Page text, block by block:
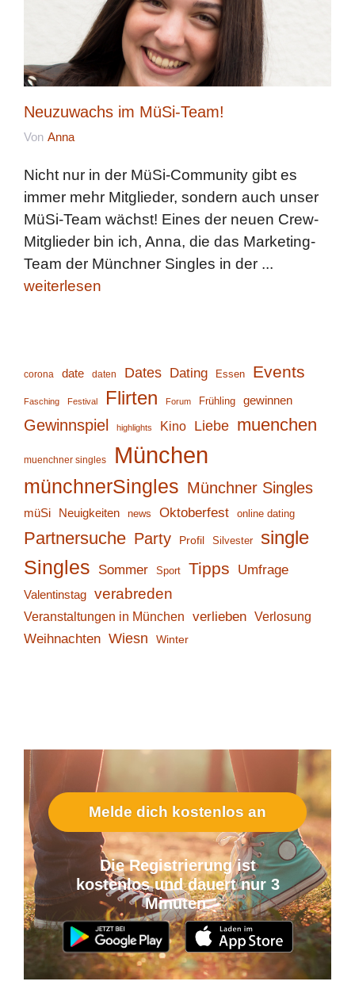
Neuzuwachs im MüSi-Team!
Von Anna
Nicht nur in der MüSi-Community gibt es
immer mehr Mitglieder, sondern auch unser
MüSi-Team wächst! Eines der neuen Crew-
Mitglieder bin ich, Anna, die das Marketing-
Team der Münchner Singles in der ...
weiterlesen
corona date daten Dates Dating Essen Events
Fasching Festival Flirten Forum Frühling gewinnen
Gewinnspiel highlights Kino Liebe muenchen
muenchner singles München
münchnerSingles Münchner Singles
müSi Neuigkeiten news Oktoberfest online dating
Partnersuche Party Profil Silvester single
Singles Sommer Sport Tipps Umfrage
Valentinstag verabreden
Veranstaltungen in München verlieben Verlosung
Weihnachten Wiesn Winter
Melde dich kostenlos an
Die Registrierung ist
kostenlos und dauert nur 3
Minuten.